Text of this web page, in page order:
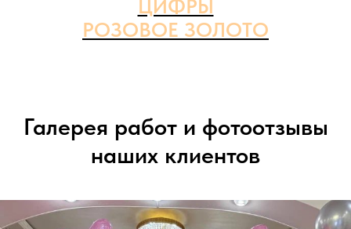
ЦИФРЫ
РОЗОВОЕ ЗОЛОТО
Галерея работ и фотоотзывы
наших клиентов